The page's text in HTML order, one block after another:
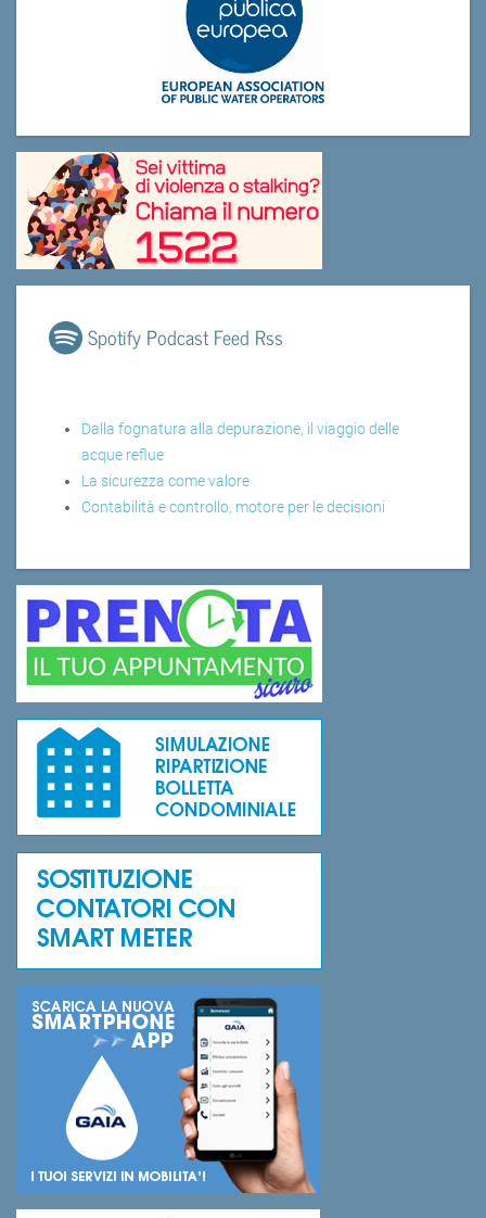
Spotify Podcast Feed Rss
Dalla fognatura alla depurazione, il viaggio delle
acque reflue
La sicurezza come valore
Contabilità e controllo, motore per le decisioni